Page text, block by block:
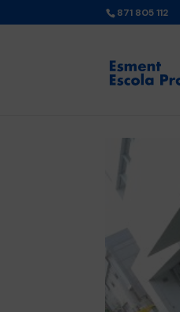
871 805 112